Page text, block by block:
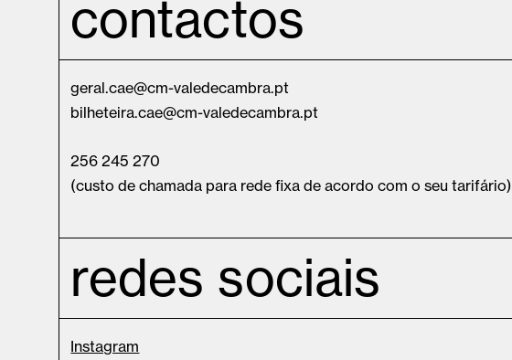
contactos
geral.cae@cm-valedecambra.pt
bilheteira.cae@cm-valedecambra.pt
256 245 270
(custo de chamada para rede fixa de acordo com o seu tarifário)
redes sociais
Instagram